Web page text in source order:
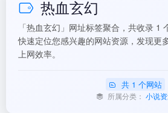
热血玄幻
「热血玄幻」网址标签聚合，共收录 1
快速定位您感兴趣的网站资源，发现更
上网效率。
共 1 个网站
所属分类： 小说